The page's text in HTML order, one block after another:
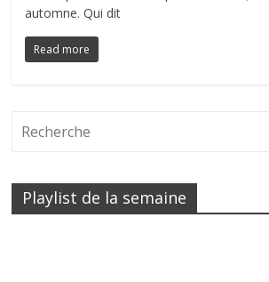
automne. Qui dit
Read more
Playlist de la semaine